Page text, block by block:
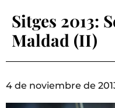
Sitges 2013:
Maldad (II)
4 de noviembre de